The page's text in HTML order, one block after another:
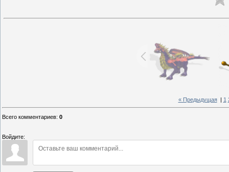
« Предыдущая| 1
Всего комментариев: 0
Войдите: